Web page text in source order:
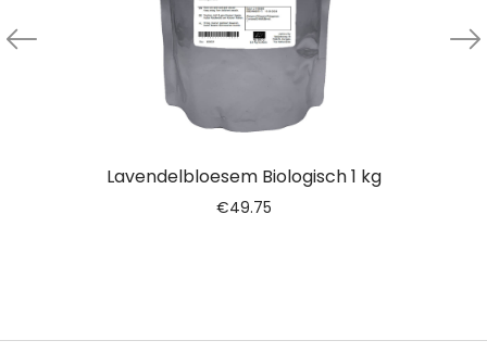
Lavendelbloesem Biologisch 1 kg
€49.75